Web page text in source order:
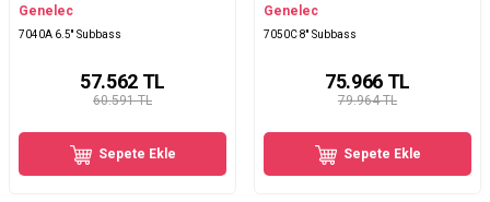
Genelec
7040A 6.5'' Subbass
60.591 TL
57.562TL
Sepete Ekle
Genelec
7050C 8'' Subbass
79.964 TL
75.966TL
Sepete Ekle